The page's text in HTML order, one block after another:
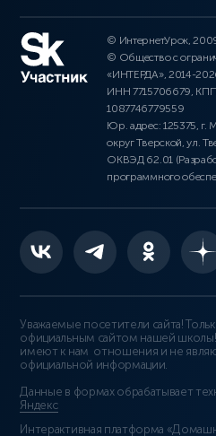
© ИнтернетУрок,
© Общество с
«ИНТЕРДА», 2014-
ИНН 7715706679,
1087746779559
Юр. адрес: 125375, г.
округ Тверской, ул.
ОКВЭД 62.01
программного
Уважаемые посетители сайта!
официальным сайтом нашей
имеют к нам отношения и не
официальной информации.
Данные в формах обрабатывает
Яндекс
Интерактивная платформа